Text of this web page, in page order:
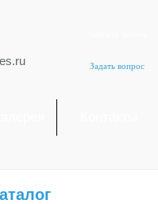
Задать вопрос